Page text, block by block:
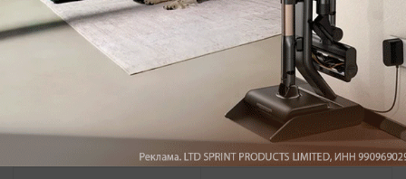
Дисплей: плотность
277 ppi
65.536 цветов
-